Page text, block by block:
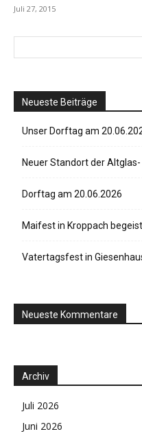
Juli 27, 2015
Neueste Beiträge
Unser Dorftag am
Neuer Standort der
Dorftag am 20.06.2026
Maifest in Kroppach
Vatertagsfest in
Neueste Kommentare
Archiv
Juli 2026
Juni 2026